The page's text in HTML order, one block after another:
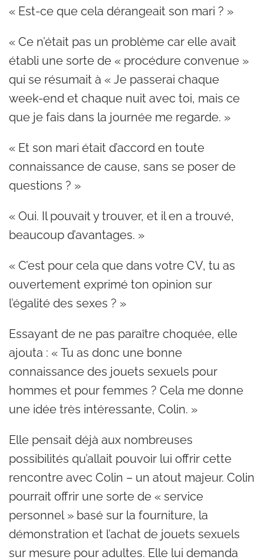
« Est-ce que cela dérangeait son mari ? »
« Ce n’était pas un problème car elle avait
établi une sorte de « procédure convenue »
qui se résumait à « Je passerai chaque
week-end et chaque nuit avec toi, mais ce
que je fais dans la journée me regarde. »
« Et son mari était d’accord en toute
connaissance de cause, sans se poser de
questions ? »
« Oui. Il pouvait y trouver, et il en a trouvé,
beaucoup d’avantages. »
« C’est pour cela que dans votre CV, tu as
ouvertement exprimé ton opinion sur
l’égalité des sexes ? »
Essayant de ne pas paraître choquée, elle
ajouta : « Tu as donc une bonne
connaissance des jouets sexuels pour
hommes et pour femmes ? Cela me donne
une idée très intéressante, Colin. »
Elle pensait déjà aux nombreuses
possibilités qu’allait pouvoir lui offrir cette
rencontre avec Colin – un atout majeur. Colin
pourrait offrir une sorte de « service
personnel » basé sur la fourniture, la
démonstration et l’achat de jouets sexuels
sur mesure pour adultes. Elle lui demanda